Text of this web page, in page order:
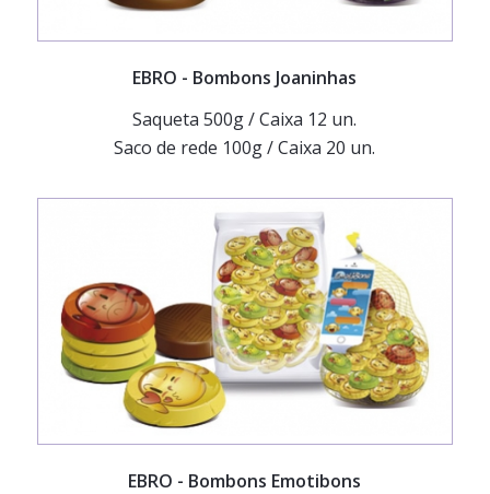
EBRO - Bombons Joaninhas
Saqueta 500g / Caixa 12 un.
Saco de rede 100g / Caixa 20 un.
EBRO - Bombons Emotibons